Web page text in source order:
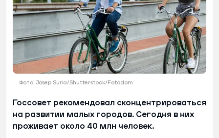
Фото: Josep Suria/Shutterstock/Fotodom
Госсовет рекомендовал сконцентрироваться
на развитии малых городов. Сегодня в них
проживает около 40 млн человек.